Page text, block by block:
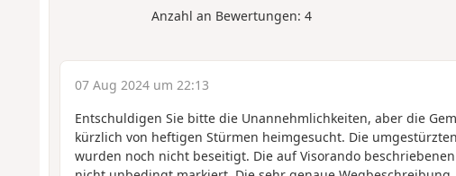
Anzahl an Bewertungen: 4
07 Aug 2024 um 22:13
Entschuldigen Sie bitte die Unannehmlichkeiten, aber die
kürzlich von heftigen Stürmen heimgesucht. Die
wurden noch nicht beseitigt. Die auf Visorando